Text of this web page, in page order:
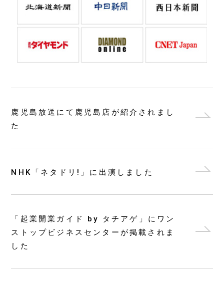
鹿児島放送にて鹿児島店が紹介されまし
た
NHK「ネタドリ!」に出演しました
「起業開業ガイド by タチアゲ」にワン
ストップビジネスセンターが掲載されま
した